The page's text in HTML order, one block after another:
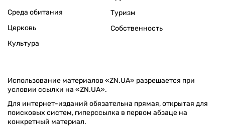
Среда обитания
Церковь
Культура
Туризм
Собственность
Использование материалов «ZN.UA» разрешается при
условии ссылки на «ZN.UA».
Для интернет-изданий обязательна прямая, открытая для
поисковых систем, гиперссылка в первом абзаце на
конкретный материал.